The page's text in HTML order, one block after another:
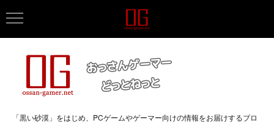
「黒い砂漠」をはじめ、PCゲームやゲーマー向けの情報をお届けするブロ